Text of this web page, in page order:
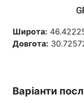
Широта:
Довгота:
Варіанти